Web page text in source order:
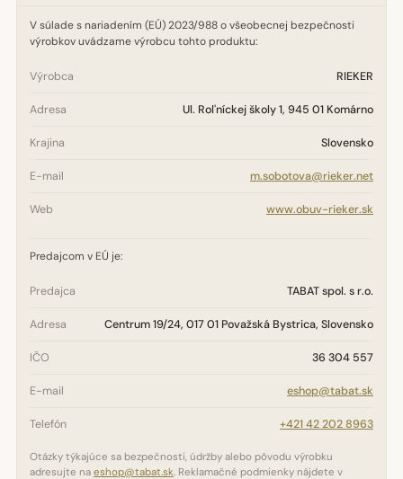
V súlade s nariadením (EÚ) 2023/988 o všeobecnej bezpečnosti
výrobkov uvádzame výrobcu tohto produktu:
Výrobca RIEKER
Adresa Ul. Rol'níckej školy 1, 945 01 Komárno
Krajina Slovensko
E-mail m.sobotova@rieker.net
Web www.obuv-rieker.sk
Predajcom v EÚ je:
Predajca TABAT spol. s r.o.
Adresa Centrum 19/24, 017 01 Považská Bystrica, Slovensko
IČO 36 304 557
E-mail eshop@tabat.sk
Telefón +421 42 202 8963
Otázky týkajúce sa bezpečnosti, údržby alebo pôvodu výrobku
adresujte na eshop@tabat.sk. Reklamačné podmienky nájdete v